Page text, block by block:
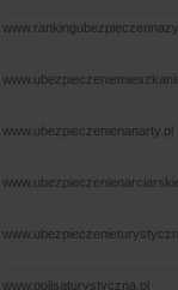
www.ubezpieczenienanarty.pl
www.polisaturystyczna.pl